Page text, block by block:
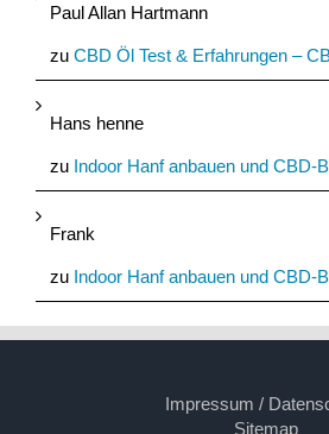
Paul Allan Hartmann
zu CBD Öl Test & Erfahrungen –
Hans henne
zu Indoor Hanf anbauen und CBD-
Frank
zu Indoor Hanf anbauen und CBD-
Impressum /
Sitemap